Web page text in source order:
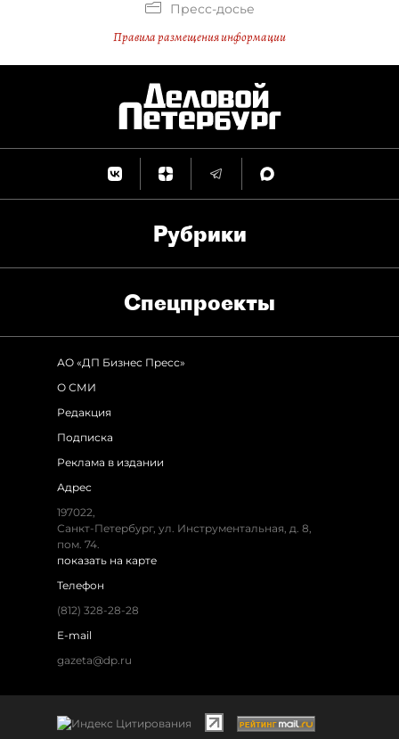
Пресс-досье
Правила размещения информации
Рубрики
Спец­проекты
АО «ДП Бизнес Пресс»
О СМИ
Редакция
Подписка
Реклама в издании
Адрес
197022,
Санкт-Петербург, ул. Инструментальная, д. 8,
пом. 74.
показать на карте
Телефон
(812) 328-28-28
E-mail
gazeta@dp.ru